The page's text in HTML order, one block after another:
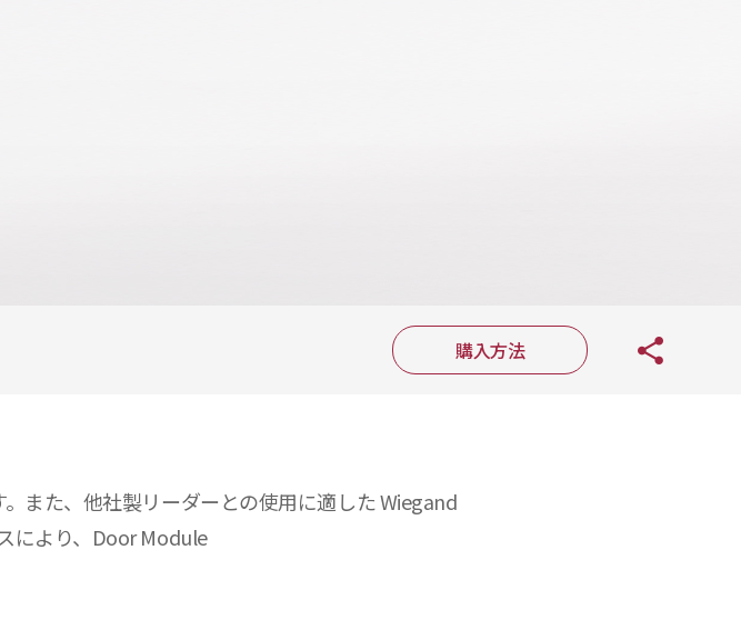
購入方法
また、他社製リーダーとの使用に適した Wiegand
により、Door Module